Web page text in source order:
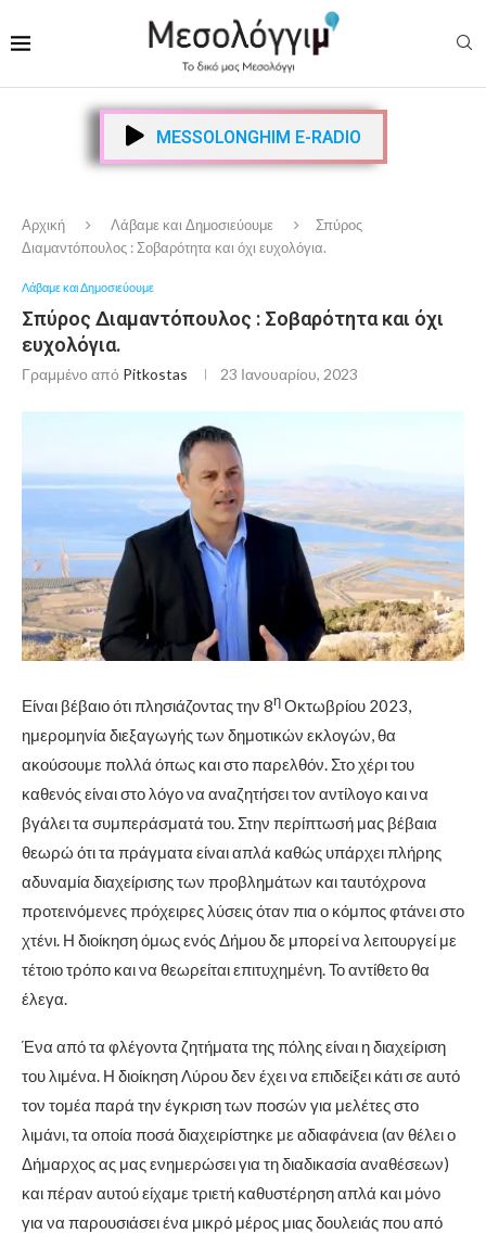
MESSOLONGHIM E-RADIO
Αρχική Λάβαμε και Δημοσιεύουμε
Σπύρος
Διαμαντόπουλος : Σοβαρότητα και όχι ευχολόγια.
Λάβαμε και Δημοσιεύουμε
Σπύρος Διαμαντόπουλος : Σοβαρότητα και όχι
ευχολόγια.
Γραμμένο από Pitkostas 23 Ιανουαρίου, 2023
Είναι βέβαιο ότι πλησιάζοντας την 8η Οκτωβρίου 2023,
ημερομηνία διεξαγωγής των δημοτικών εκλογών, θα
ακούσουμε πολλά όπως και στο παρελθόν. Στο χέρι του
καθενός είναι στο λόγο να αναζητήσει τον αντίλογο και να
βγάλει τα συμπεράσματά του. Στην περίπτωσή μας βέβαια
θεωρώ ότι τα πράγματα είναι απλά καθώς υπάρχει πλήρης
αδυναμία διαχείρισης των προβλημάτων και ταυτόχρονα
προτεινόμενες πρόχειρες λύσεις όταν πια ο κόμπος φτάνει στο
χτένι. Η διοίκηση όμως ενός Δήμου δε μπορεί να λειτουργεί με
τέτοιο τρόπο και να θεωρείται επιτυχημένη. Το αντίθετο θα
έλεγα.
Ένα από τα φλέγοντα ζητήματα της πόλης είναι η διαχείριση
του λιμένα. Η διοίκηση Λύρου δεν έχει να επιδείξει κάτι σε αυτό
τον τομέα παρά την έγκριση των ποσών για μελέτες στο
λιμάνι, τα οποία ποσά διαχειρίστηκε με αδιαφάνεια (αν θέλει ο
Δήμαρχος ας μας ενημερώσει για τη διαδικασία αναθέσεων)
και πέραν αυτού είχαμε τριετή καθυστέρηση απλά και μόνο
για να παρουσιάσει ένα μικρό μέρος μιας δουλειάς που από